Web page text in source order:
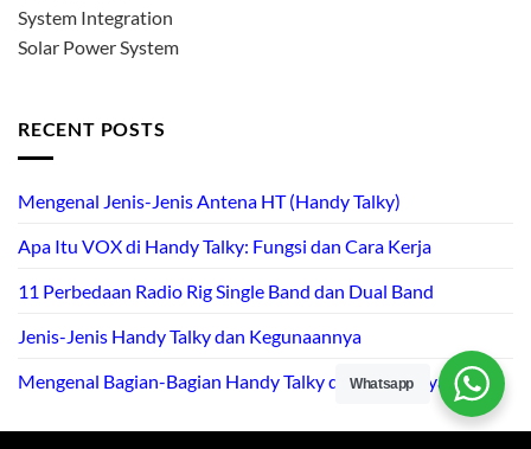
System Integration
Solar Power System
RECENT POSTS
Mengenal Jenis-Jenis Antena HT (Handy Talky)
Apa Itu VOX di Handy Talky: Fungsi dan Cara Kerja
11 Perbedaan Radio Rig Single Band dan Dual Band
Jenis-Jenis Handy Talky dan Kegunaannya
Mengenal Bagian-Bagian Handy Talky dan Fungsinya
Whatsapp